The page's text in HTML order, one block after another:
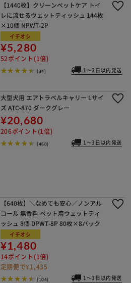
【1440枚】クリーンペットケア トイ
レに流せるウェットティッシュ 144枚
×10個 NPWT-2P
イチオシ
¥5,280
52ポイント(1倍)
(34) 1～3日以内発送
大型犬用 エアトラベルキャリー Lサイ
ズ ATC-870 ダークグレー
¥20,680
206ポイント(1倍)
(460) 1～3日以内発送
【640枚】＼なめても安心／ノンアル
コール 無香料 ペット用ウェットティ
ッシュ 8個 DPWT-8P 80枚×8パック
イチオシ
¥1,480
14ポイント(1倍)
定期便で¥1,435
(104) 1～3日以内発送